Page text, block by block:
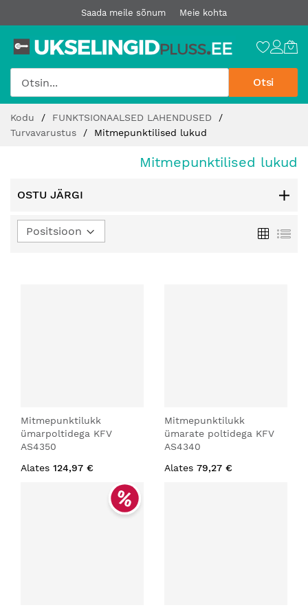
Saada meile sõnum Meie kohta
Otsi
sisu
juurde
Kodu
FUNKTSIONAALSED LAHENDUSED
Turvavarustus
Mitmepunktilised lukud
Mitmepunktilised lukud
OSTU JÄRGI
Mitmepunktilukk
ümarpoltidega KFV
AS4350
Alates 124,97 €
Mitmepunktilukk
ümarate poltidega KFV
AS4340
Alates 79,27 €